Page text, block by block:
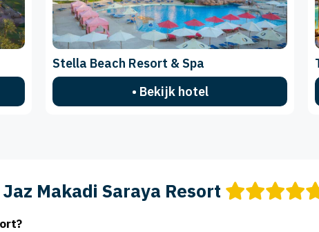
Stella Beach Resort & Spa
• Bekijk hotel
Jaz Makadi Saraya Resort